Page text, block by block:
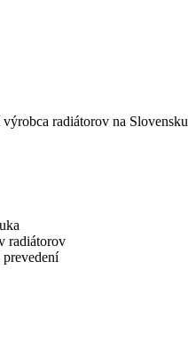
výrobca radiátorov na Slovensku
radiátorov